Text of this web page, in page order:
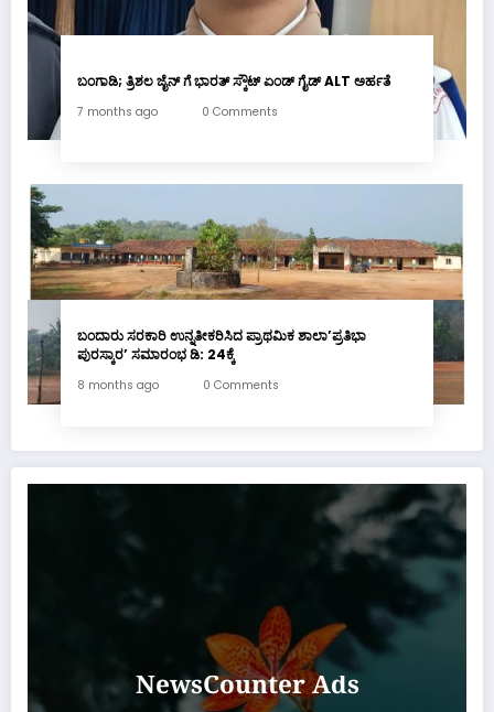
ಬಂಗಾಡಿ; ತ್ರಿಶಲ ಜೈನ್ ಗೆ ಭಾರತ್ ಸ್ಕೌಟ್ ಏಂಡ್ ಗೈಡ್ ALT ಅರ್ಹತೆ
7 months ago 0 Comments
ಬಂದಾರು ಸರಕಾರಿ ಉನ್ನತೀಕರಿಸಿದ ಪ್ರಾಥಮಿಕ ಶಾಲಾ’ಪ್ರತಿಭಾ
ಪುರಸ್ಕಾರ’ ಸಮಾರಂಭ ಡಿ: 24ಕ್ಕೆ
8 months ago 0 Comments
NewsCounter Ads